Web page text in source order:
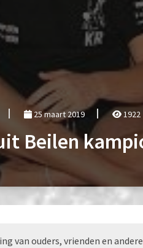
25 maart 2019 1922
Beilen
van ouders, vrienden en